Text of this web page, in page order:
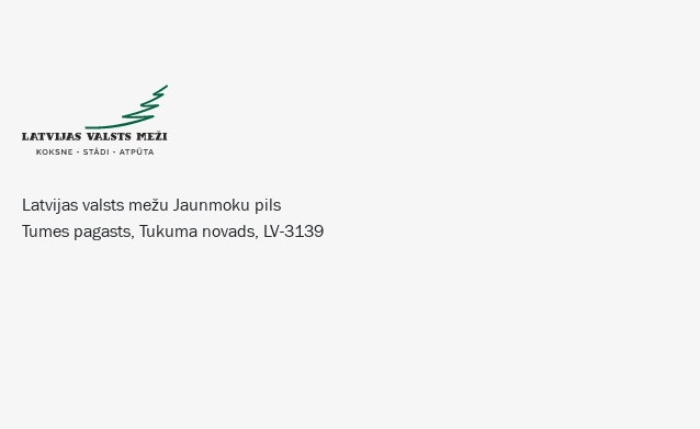
Latvijas valsts mežu Jaunmoku pils
Tumes pagasts, Tukuma novads, LV-3139